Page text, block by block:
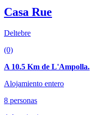
Casa Rue
Deltebre
(0)
A 10.5 Km de L'Ampolla.
Alojamiento entero
8 personas